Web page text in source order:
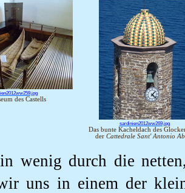
des Castells
sardinien2012ww269.jpg
Das bunte Kacheldach des
der Cattedrale Sant' Antonio
wenig durch die
uns in einem der